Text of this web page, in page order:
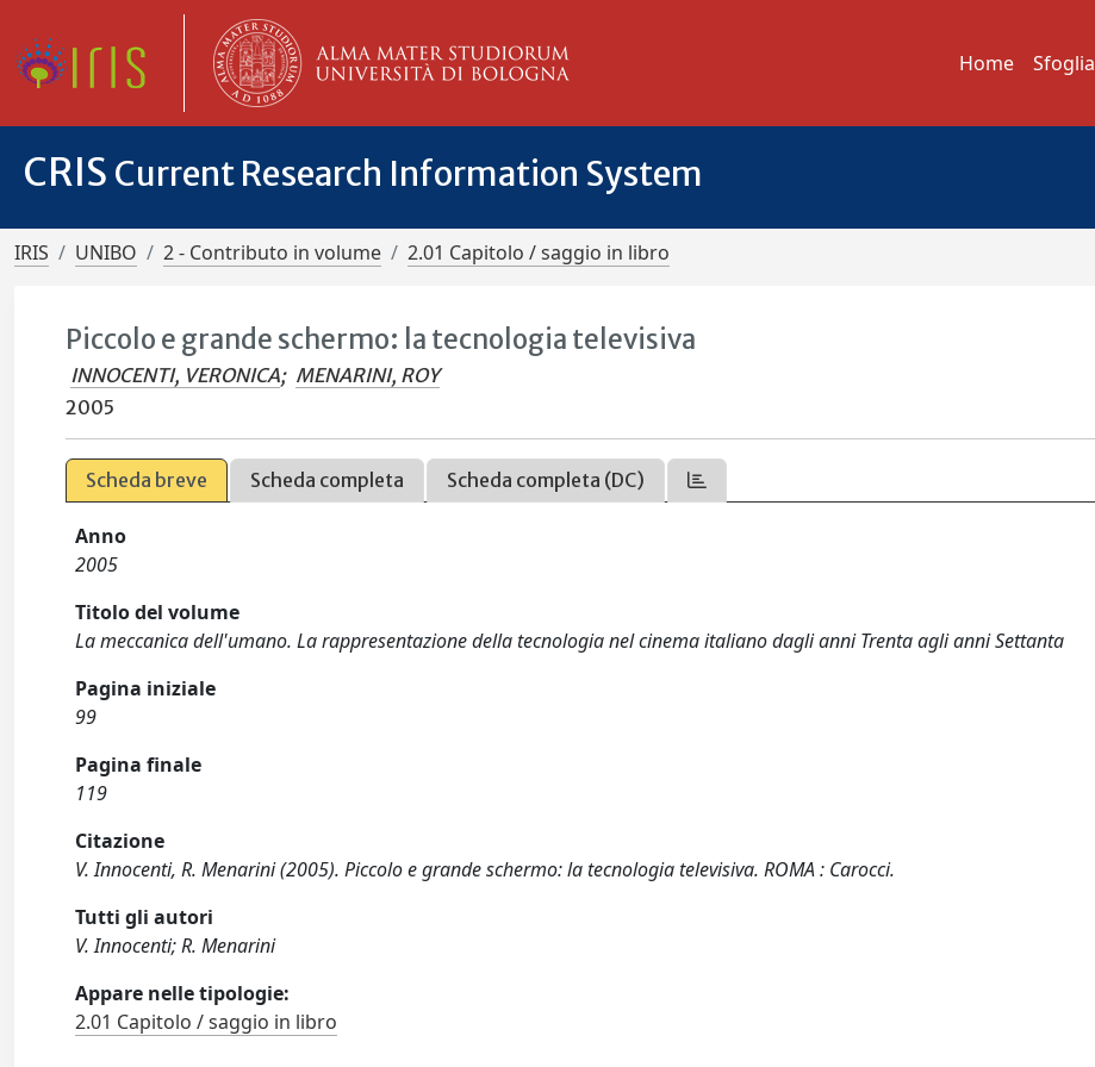
Home Sfoglia
CRIS Current Research Information System
IRIS UNIBO 2 - Contributo in volume 2.01 Capitolo / saggio in libro
Piccolo e grande schermo: la tecnologia televisiva
INNOCENTI, VERONICA; MENARINI, ROY
2005
Scheda breve Scheda completa Scheda completa (DC)
Anno
2005
Titolo del volume
La meccanica dell'umano. La rappresentazione della tecnologia nel cinema italiano dagli anni Trenta agli anni Settanta
Pagina iniziale
99
Pagina finale
119
Citazione
V. Innocenti, R. Menarini (2005). Piccolo e grande schermo: la tecnologia televisiva. ROMA : Carocci.
Tutti gli autori
V. Innocenti; R. Menarini
Appare nelle tipologie:
2.01 Capitolo / saggio in libro